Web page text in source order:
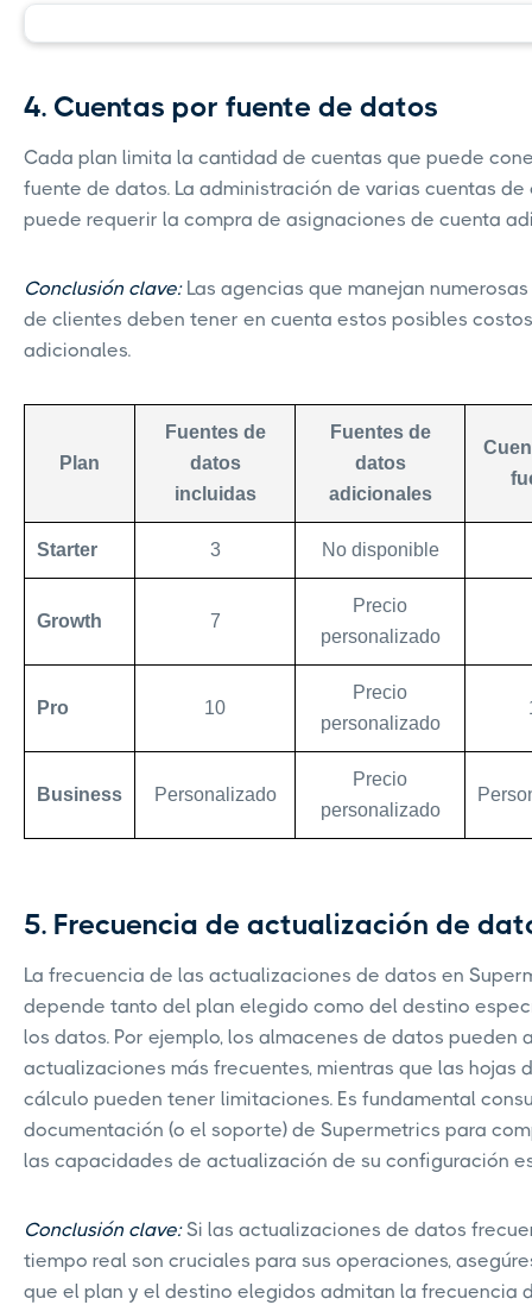
4. Cuentas por fuente de datos
Cada plan limita la cantidad de cuentas que puede
fuente de datos. La administración de varias cuentas de
puede requerir la compra de asignaciones de cuenta
Conclusión clave:Las agencias que manejan
de clientes deben tener en cuenta estos posibles costos
adicionales.
Plan
Fuentes de
datos
incluidas
Fuentes de
datos
adicionales
Starter 3 No disponible
Growth 7
Precio
personalizado
Pro 10
Precio
personalizado
Business Personalizado
Precio
personalizado
5. Frecuencia de actualización de
La frecuencia de las actualizaciones de datos en
depende tanto del plan elegido como del destino
los datos. Por ejemplo, los almacenes de datos pueden
actualizaciones más frecuentes, mientras que las hojas
cálculo pueden tener limitaciones. Es fundamental
documentación (o el soporte) de Supermetrics para
las capacidades de actualización de su configuración
Conclusión clave: Si las actualizaciones de datos
tiempo real son cruciales para sus operaciones,
que el plan y el destino elegidos admitan la frecuencia